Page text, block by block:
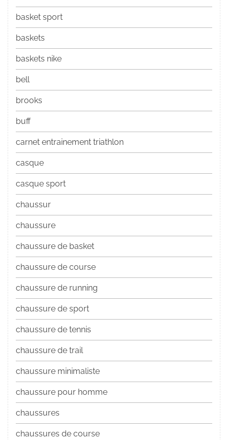
basket sport
baskets
baskets nike
bell
brooks
buff
carnet entrainement triathlon
casque
casque sport
chaussur
chaussure
chaussure de basket
chaussure de course
chaussure de running
chaussure de sport
chaussure de tennis
chaussure de trail
chaussure minimaliste
chaussure pour homme
chaussures
chaussures de course